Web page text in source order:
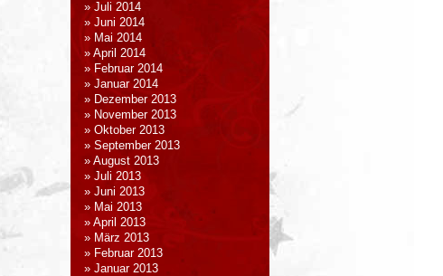
Juli 2014
Juni 2014
Mai 2014
April 2014
Februar 2014
Januar 2014
Dezember 2013
November 2013
Oktober 2013
September 2013
August 2013
Juli 2013
Juni 2013
Mai 2013
April 2013
März 2013
Februar 2013
Januar 2013